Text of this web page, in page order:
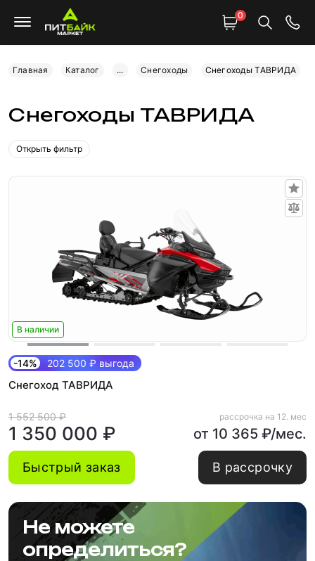
0
Главная Каталог ... Снегоходы Снегоходы ТАВРИДА
Снегоходы ТАВРИДА
Открыть фильтр
В наличии
-14% 202 500 ₽ выгода
Снегоход ТАВРИДА
1 552 500 ₽
1 350 000 ₽
рассрочка на 12. мес
от 10 365 ₽/мес.
Быстрый заказ В рассрочку
Не можете
определиться?